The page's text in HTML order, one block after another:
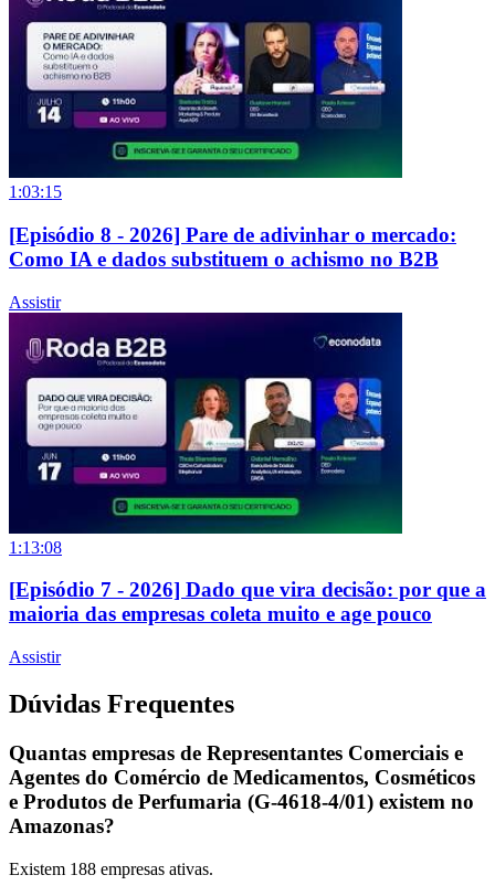
1:03:15
[Episódio 8 - 2026] Pare de adivinhar o mercado:
Como IA e dados substituem o achismo no B2B
Assistir
1:13:08
[Episódio 7 - 2026] Dado que vira decisão: por que a
maioria das empresas coleta muito e age pouco
Assistir
Dúvidas Frequentes
Quantas empresas de Representantes Comerciais e
Agentes do Comércio de Medicamentos, Cosméticos
e Produtos de Perfumaria (G-4618-4/01) existem no
Amazonas?
Existem 188 empresas ativas.